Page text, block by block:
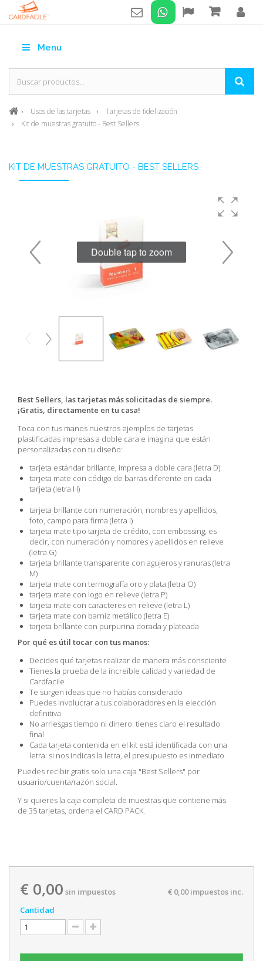
Menu
Usos de las tarjetas
Tarjetas de fidelización
Kit de muestras gratuito - Best Sellers
KIT DE MUESTRAS GRATUITO - BEST SELLERS
Double tap to zoom
Best Sellers, las tarjetas más solicitadas de siempre.
¡Gratis, directamente en tu casa!
Toca con tus manos nuestros ejemplos de tarjetas
plastificadas impresas a doble cara e imagina que están
personalizadas con tu diseño:
tarjeta estándar brillante, impresa a doble cara (letra D)
tarjeta mate con código de barras diferente en cada
tarjeta (letra H)
tarjeta brillante con numeración, nombres y apellidos,
foto, campo para firma (letra I)
tarjeta mate tipo tarjeta de crédito, con embossing, es
decir, con numeración y nombres y apellidos en relieve
(letra G)
tarjeta brillante transparente con agujeros y ranuras (letra
M)
tarjeta mate con termografía oro y plata (letra O)
tarjeta mate con logo en relieve (letra P)
tarjeta mate con caracteres en relieve (letra L)
tarjeta mate con barniz metálico (letra E)
tarjeta brillante con purpurina dorada y plateada
Por qué es útil tocar con tus manos:
Decides qué tarjetas realizar de manera más consciente
Tienes la prueba de la increíble calidad y variedad de
Cardfacile
Te surgen ideas que no habías considerado
Puedes involucrar a tus colaboradores en la elección
definitiva
No arriesgas tiempo ni dinero: tienes claro el resultado
final
Cada tarjeta contenida en el kit está identificada con una
letra: si nos indicas la letra, el presupuesto es inmediato
Puedes recibir gratis solo una caja "Best Sellers" por
usuario/cuenta/razón social.
Y si quieres la caja completa de muestras que contiene más
de 35 tarjetas, ordena el CARD PACK.
€ 0,00 sin impuestos € 0,00impuestos inc.
Cantidad